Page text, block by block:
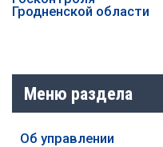
Гродненской области
Меню раздела
Об управлении